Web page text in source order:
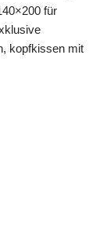
für
kopfkissen mit